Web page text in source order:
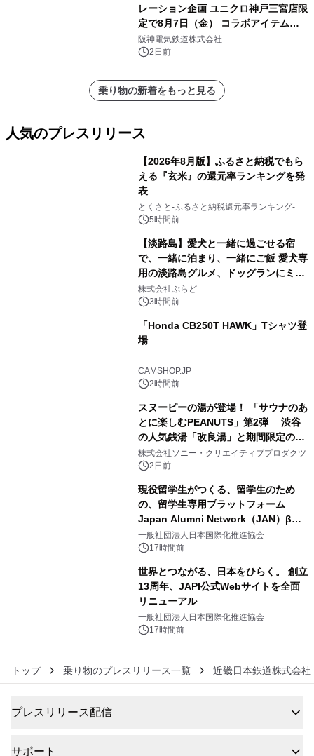
レーション企画 ユニクロ神戸三宮店限
定で8月7日（金） コラボアイテムが
発売決定！
阪神電気鉄道株式会社
2日前
乗り物の新着をもっと見る
人気のプレスリリース
【2026年8月版】ふるさと納税でもら
える『玄米』の還元率ランキングを発
表
とくさと-ふるさと納税還元率ランキング-
5時間前
【淡路島】愛犬と一緒に過ごせる宿
で、一緒に泊まり、一緒にご飯 愛犬専
用の淡路島グルメ、ドッグランにミニ
プール グランピングとトレーラーハウ
スの2施設で
株式会社ぷらど
3時間前
「Honda CB250T HAWK」Tシャツ登
場
CAMSHOP.JP
2時間前
スヌーピーの湯が登場！ 「サウナのあ
とに楽しむPEANUTS」第2弾 渋谷
の人気銭湯「改良湯」と期間限定のコ
ラボレーション サウナイキタイコラ
ボグッズも発売決定！
株式会社ソニー・クリエイティブプロダクツ
2日前
現役留学生がつくる、留学生のため
の、留学生専用プラットフォーム
Japan Alumni Network（JAN）β版
をリリース
一般社団法人日本国際化推進協会
17時間前
世界とつながる、日本をひらく。 創立
13周年、JAPI公式Webサイトを全面
リニューアル
一般社団法人日本国際化推進協会
17時間前
トップ 乗り物のプレスリリース一覧 近畿日本鉄道株式会社
プレスリリース配信
サポート